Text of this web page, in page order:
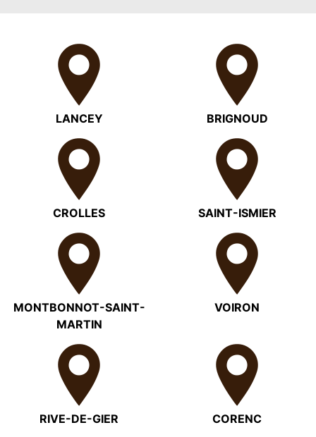
LANCEY BRIGNOUD
CROLLES SAINT-ISMIER
MONTBONNOT-SAINT-
MARTIN
VOIRON
RIVE-DE-GIER CORENC